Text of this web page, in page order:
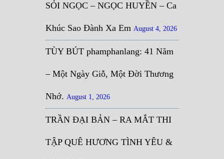
SỎI NGỌC – NGỌC HUYỀN – Ca
Khúc Sao Đành Xa Em August 4, 2026
TÙY BÚT phamphanlang: 41 Năm
– Một Ngày Giỗ, Một Đời Thương
Nhớ. August 1, 2026
TRẦN ĐẠI BẢN – RA MẮT THI
TẬP QUÊ HƯƠNG TÌNH YÊU &